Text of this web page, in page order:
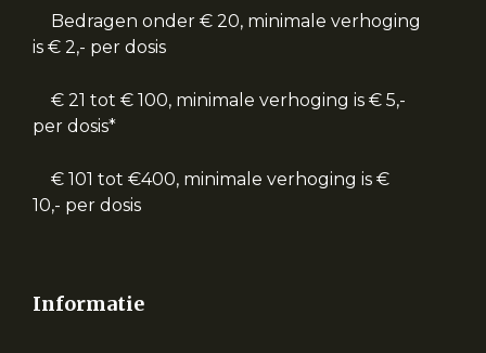
Bedragen onder € 20, minimale verhoging
is € 2,- per dosis
€ 21 tot € 100, minimale verhoging is € 5,-
per dosis*
€ 101 tot €400, minimale verhoging is €
10,- per dosis
Informatie